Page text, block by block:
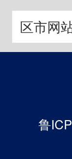
区市网
鲁